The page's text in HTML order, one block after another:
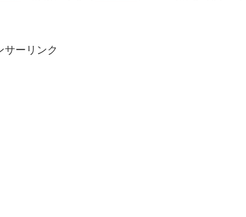
サーリンク